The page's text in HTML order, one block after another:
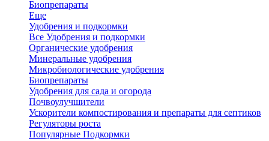
Биопрепараты
Еще
Удобрения и подкормки
Все Удобрения и подкормки
Органические удобрения
Минеральные удобрения
Микробиологические удобрения
Биопрепараты
Удобрения для сада и огорода
Почвоулучшители
Ускорители компостирования и препараты для септиков
Регуляторы роста
Популярные Подкормки